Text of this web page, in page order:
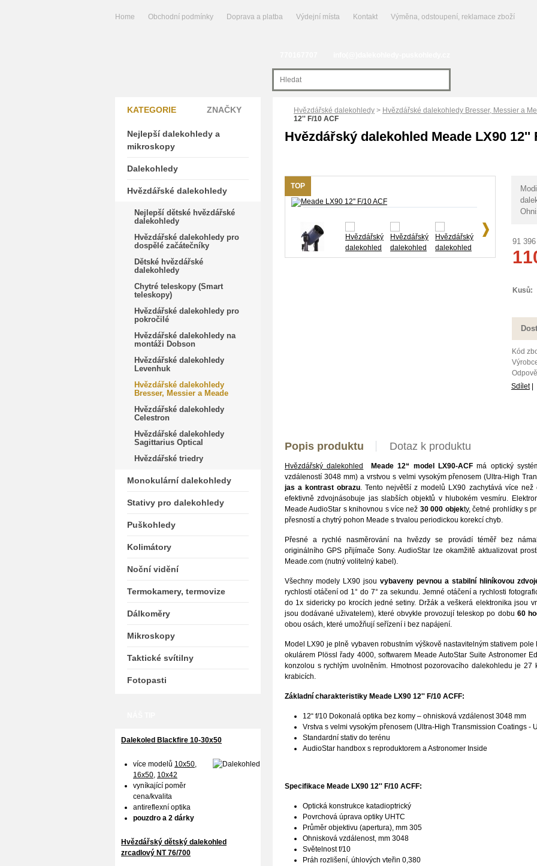
Home Obchodní podmínky Doprava a platba Výdejní místa Kontakt Výměna, odstoupení, reklamace zboží
Hvězdářské dalekohledy > Hvězdářské dalekohledy Bresser, Messier a
12'' F/10 ACF
Hvězdářský dalekohled Meade LX90 12''
TOP
91 396
Kusů:
Kód
Sdílet
Popis produktu Dotaz k produktu
Hvězdářský dalekohled Meade 12“ model LX90-ACFmá optický
vzdáleností 3048 mm) a vrstvou s velmi vysokým přenosem (Ultra-High
jas a kontrast obrazu. Tento největší z modelů LX90 zachytává více než
efektivně zdvojnásobuje jas slabších objektů v hlubokém vesmíru.
Meade AudioStar s knihovnou s více než 30 000 objekty, četné prohlídky s
přesností a chytrý pohon Meade s trvalou periodickou korekcí chyb.
Přesné a rychlé nasměrování na hvězdy se provádí téměř bez
originálního GPS přijímače Sony. AudioStar lze okamžitě aktualizovat
Meade.com (nutný volitelný kabel).
Všechny modely LX90 jsou vybaveny pevnou a stabilní hliníkovou
rychlostí otáčení od 1° do 7° za sekundu. Jemné otáčení a rychlosti
do 1x sidericky po krocích jedné setiny. Držák a veškerá elektronika jsou
jsou dodávané uživatelem), které obvykle provozují teleskop po dobu 60
obou osách, které umožňují seřízení i bez napájení.
Model LX90 je plně vybaven robustním výškově nastavitelným stativem
okulárem Plössl řady 4000, softwarem Meade AutoStar Suite Astronomer
konzolou s rychlým uvolněním. Hmotnost pozorovacího dalekohledu je
krabicích.
Základní charakteristiky Meade LX90 12'' F/10 ACFF:
12“ f/10 Dokonalá optika bez komy – ohnisková vzdálenost 3048 mm
Vrstva s velmi vysokým přenosem (Ultra-High Transmission Coatings -
Standardní stativ do terénu
AudioStar handbox s reproduktorem a Astronomer Inside
Specifikace Meade LX90 12'' F/10 ACFF:
Optická konstrukce katadioptrický
Povrchová úprava optiky UHTC
Průměr objektivu (apertura), mm 305
Ohnisková vzdálenost, mm 3048
Světelnost f/10
Práh rozlišení, úhlových vteřin 0,380
KATEGORIE ZNAČKY
Nejlepší dalekohledy a
mikroskopy
Dalekohledy
Hvězdářské dalekohledy
Nejlepší dětské hvězdářské
dalekohledy
Hvězdářské dalekohledy pro
dospělé začátečníky
Dětské hvězdářské
dalekohledy
Chytré teleskopy (Smart
teleskopy)
Hvězdářské dalekohledy pro
pokročilé
Hvězdářské dalekohledy na
montáži Dobson
Hvězdářské dalekohledy
Levenhuk
Hvězdářské dalekohledy
Bresser, Messier a Meade
Hvězdářské dalekohledy
Celestron
Hvězdářské dalekohledy
Sagittarius Optical
Hvězdářské triedry
Monokulární dalekohledy
Stativy pro dalekohledy
Puškohledy
Kolimátory
Noční vidění
Termokamery, termovize
Dálkoměry
Mikroskopy
Taktické svítilny
Fotopasti
Dalekoled Blackfire 10-30x50
více modelů 10x50,
16x50, 10x42
vyníkající poměr
cena/kvalita
antireflexní optika
pouzdro a 2 dárky
Hvězdářský dětský dalekohled
zrcadlový NT 76/700